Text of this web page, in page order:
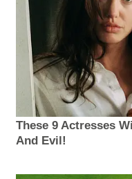
These 9 Actresses
And Evil!